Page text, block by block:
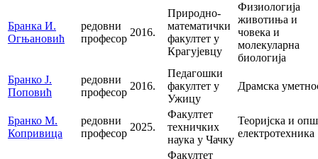
Бранка И.
Огњановић
редовни
професор
2016.
Природно-
математички
факултет у
Крагујевцу
Физиологија
животиња и
човека и
молекуларна
биологија
Бранко Ј.
Поповић
редовни
професор
2016.
Педагошки
факултет у
Ужицу
Драмска
Бранко М.
Копривица
редовни
професор
2025.
Факултет
техничких
наука у Чачку
Теоријска и
електротехника
Факултет